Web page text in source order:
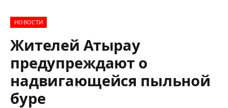
НОВОСТИ
Жителей Атырау
предупреждают о
надвигающейся пыльной
буре